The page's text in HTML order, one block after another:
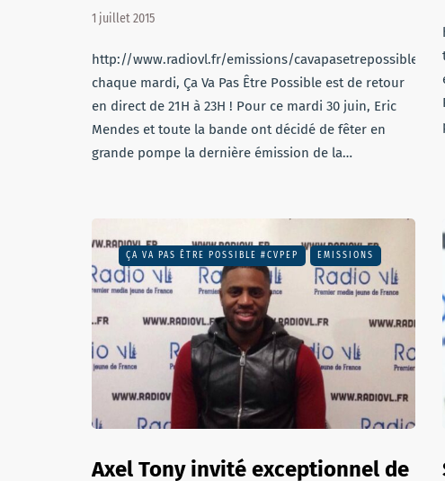
1 juillet 2015
http://www.radiovl.fr/emissions/cavapasetrepossible/
chaque mardi, Ça Va Pas Être Possible est de retour
en direct de 21H à 23H ! Pour ce mardi 30 juin, Eric
Mendes et toute la bande ont décidé de fêter en
grande pompe la dernière émission de la…
ÇA VA PAS ÊTRE POSSIBLE #CVPEP EMISSIONS
Axel Tony invité exceptionnel de